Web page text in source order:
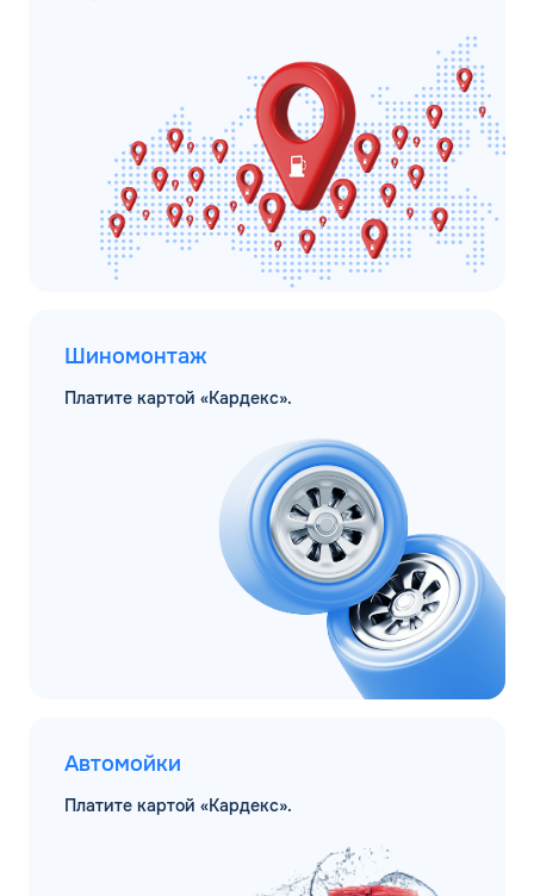
Шиномонтаж
Платите картой «Кардекс».
Автомойки
Платите картой «Кардекс».